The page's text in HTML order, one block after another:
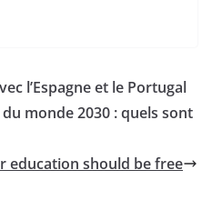
l’Espagne et le Portugal
monde 2030 : quels sont
education should be free